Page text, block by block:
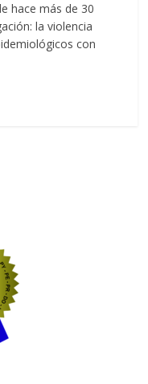
hace más de 30
la violencia
con